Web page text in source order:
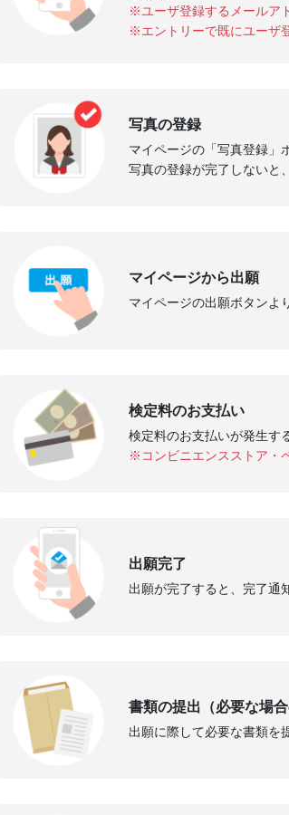
※ユーザ登録するメールア
※エントリーで既にユーザ
写真の登録
マイページの「写真登録」
写真の登録が完了しないと
マイページから出願
マイページの出願ボタンよ
検定料のお支払い
検定料のお支払いが発生す
※コンビニエンスストア・
出願完了
出願が完了すると、完了通
書類の提出（必要な場合
出願に際して必要な書類を